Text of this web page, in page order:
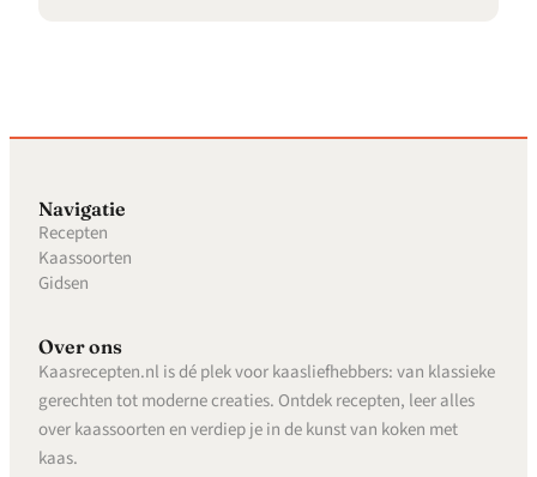
Navigatie
Recepten
Kaassoorten
Gidsen
Over ons
Kaasrecepten.nl is dé plek voor kaasliefhebbers: van klassieke
gerechten tot moderne creaties. Ontdek recepten, leer alles
over kaassoorten en verdiep je in de kunst van koken met
kaas.